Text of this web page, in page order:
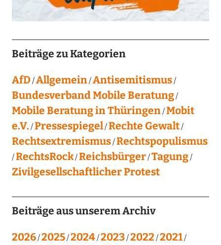
Beiträge zu Kategorien
AfD Allgemein Antisemitismus
Bundesverband Mobile Beratung
Mobile Beratung in Thüringen Mobit
e.V. Pressespiegel Rechte Gewalt
Rechtsextremismus Rechtspopulismus
RechtsRock Reichsbürger Tagung
Zivilgesellschaftlicher Protest
Beiträge aus unserem Archiv
2026 2025 2024 2023 2022 2021